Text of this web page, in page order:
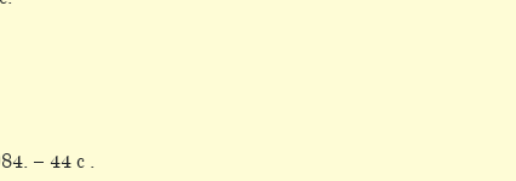
– 44 c .